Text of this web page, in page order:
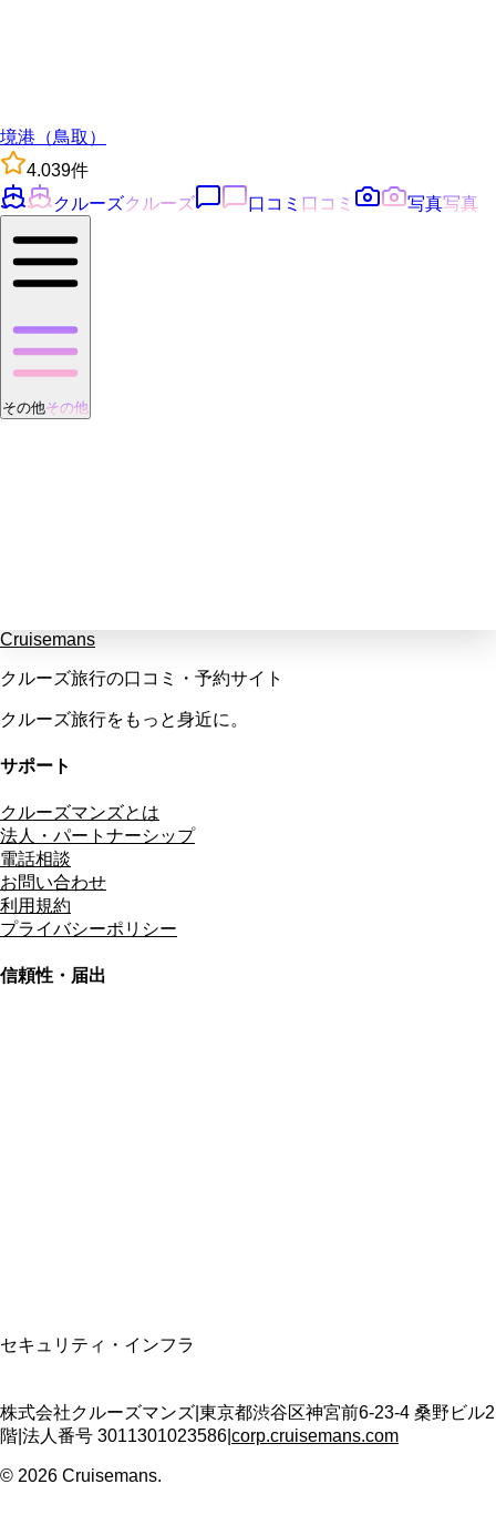
境港（鳥取）
4.039件
クルーズクルーズ 口コミ 口コミ 写真写真
その他その他
Cruisemans
クルーズ旅行の口コミ・予約サイト
クルーズ旅行をもっと身近に。
サポート
クルーズマンズとは
法人・パートナーシップ
電話相談
お問い合わせ
利用規約
プライバシーポリシー
信頼性・届出
セキュリティ・インフラ
株式会社クルーズマンズ 東京都渋谷区神宮前6-23-4 桑野ビル2
階 法人番号 3011301023586 corp.cruisemans.com
© 2026 Cruisemans.